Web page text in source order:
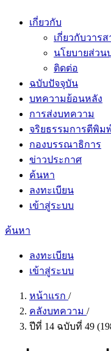
เกี่ยวกับ
เกี่ยวกับวารส
นโยบายส่วน
ติดต่อ
ฉบับปัจจุบัน
บทความย้อนหลัง
การส่งบทความ
จริยธรรมการตีพิม
กองบรรณาธิการ
ข่าวประกาศ
ค้นหา
ลงทะเบียน
เข้าสู่ระบบ
ค้นหา
ลงทะเบียน
เข้าสู่ระบบ
หน้าแรก /
คลังบทความ /
ปีที่ 14 ฉบับที่ 49